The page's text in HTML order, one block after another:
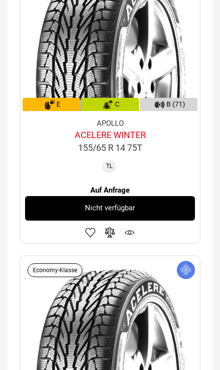
E C B (71)
APOLLO
ACELERE WINTER
155/65 R 14 75T
TL
Auf Anfrage
Nicht verfügbar
Economy-Klasse